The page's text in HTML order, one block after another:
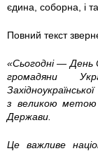
1
6
9
4
єдина, соборна, і
Повний текст
«Сьогодні — День
громадяни
з великою метою
Держави.
Це важливе